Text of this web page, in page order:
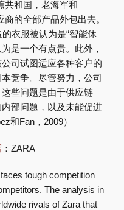
共和国，老海军和
的全部产品外包出去。
衣服被认为是“智能休
是一个有点贵。此外，
司试图适应各种客户的
竞争。尽管努力，公司
些问题是由于供应链
部问题，以及未能促进
和Fan，2009）
：ZARA
tough competition
The analysis in
rivals of Zara that